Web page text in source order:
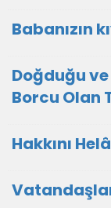
Babanızın
Doğduğu
Borcu Olan
Hakkını